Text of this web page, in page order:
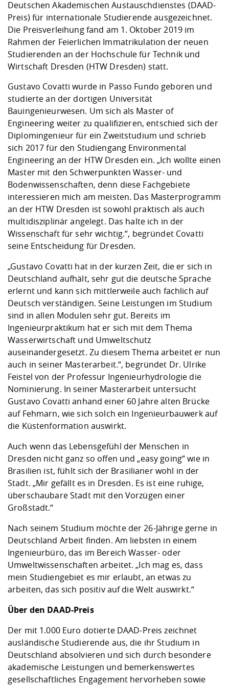
Vorbereitung
Checkliste zum
Studien- und
Digitales Lernen
Fremdsprachen
Jobs, Praktika,
Studieren in
Lebenslagen
Angebote der
Arbeit
Career Service
Lehren,
Weiterbilden im
Internationale
Formulare und
FIS -
Prototyping und
Gründung und
Kooperationen
Kontakt &
Förderverein
Gremien und
Informatik/
Landbau/
Angebote für Unternehmen
Kontakt und Anfahrt
Qualitätssicherung
Deutschen Akademischen Austauschdienstes (DAAD-
Preis) für internationale Studierende ausgezeichnet.
Die Preisverleihung fand am 1. Oktober 2019 im
Rahmen der Feierlichen Immatrikulation der neuen
Studierenden an der Hochschule für Technik und
Wirtschaft Dresden (HTW Dresden) statt.
Gustavo Covatti wurde in Passo Fundo geboren und
studierte an der dortigen Universität
Bauingenieurwesen. Um sich als Master of
Engineering weiter zu qualifizieren, entschied sich der
Diplomingenieur für ein Zweitstudium und schrieb
sich 2017 für den Studiengang Environmental
Engineering an der HTW Dresden ein. „Ich wollte einen
Master mit den Schwerpunkten Wasser- und
Bodenwissenschaften, denn diese Fachgebiete
interessieren mich am meisten. Das Masterprogramm
an der HTW Dresden ist sowohl praktisch als auch
multidisziplinär angelegt. Das halte ich in der
Wissenschaft für sehr wichtig.“, begründet Covatti
seine Entscheidung für Dresden.
„Gustavo Covatti hat in der kurzen Zeit, die er sich in
Deutschland aufhält, sehr gut die deutsche Sprache
erlernt und kann sich mittlerweile auch fachlich auf
Deutsch verständigen. Seine Leistungen im Studium
sind in allen Modulen sehr gut. Bereits im
Ingenieurpraktikum hat er sich mit dem Thema
Wasserwirtschaft und Umweltschutz
auseinandergesetzt. Zu diesem Thema arbeitet er nun
auch in seiner Masterarbeit.“, begründet Dr. Ulrike
Feistel von der Professur Ingenieurhydrologie die
Nominierung. In seiner Masterarbeit untersucht
Gustavo Covatti anhand einer 60 Jahre alten Brücke
auf Fehmarn, wie sich solch ein Ingenieurbauwerk auf
die Küstenformation auswirkt.
Auch wenn das Lebensgefühl der Menschen in
Dresden nicht ganz so offen und „easy going“ wie in
Brasilien ist, fühlt sich der Brasilianer wohl in der
Stadt. „Mir gefällt es in Dresden. Es ist eine ruhige,
überschaubare Stadt mit den Vorzügen einer
Großstadt.“
Nach seinem Studium möchte der 26-Jährige gerne in
Deutschland Arbeit finden. Am liebsten in einem
Ingenieurbüro, das im Bereich Wasser- oder
Umweltwissenschaften arbeitet. „Ich mag es, dass
mein Studiengebiet es mir erlaubt, an etwas zu
arbeiten, das sich positiv auf die Welt auswirkt.“
Über den DAAD-Preis
Der mit 1.000 Euro dotierte DAAD-Preis zeichnet
ausländische Studierende aus, die ihr Studium in
Deutschland absolvieren und sich durch besondere
akademische Leistungen und bemerkenswertes
gesellschaftliches Engagement hervorheben sowie